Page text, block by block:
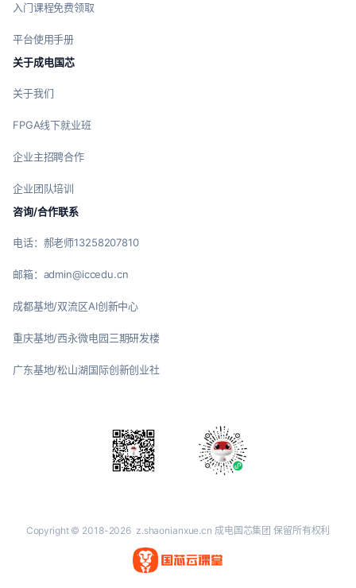
入门课程免费领取
平台使用手册
关于成电国芯
关于我们
FPGA线下就业班
企业主招聘合作
企业团队培训
咨询/合作联系
电话：郝老师13258207810
邮箱：admin@iccedu.cn
成都基地/双流区AI创新中心
重庆基地/西永微电园三期研发楼
广东基地/松山湖国际创新创业社
Copyright © 2018-2026 z.shaonianxue.cn 成电国芯集团 保留所有权利